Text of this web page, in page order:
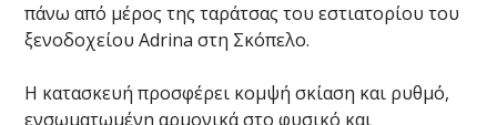
πάνω από μέρος της ταράτσας του εστιατορίου του
ξενοδοχείου Adrina στη Σκόπελο.
Η κατασκευή προσφέρει κομψή σκίαση και ρυθμό,
ενσωματωμένη αρμονικά στο φυσικό και